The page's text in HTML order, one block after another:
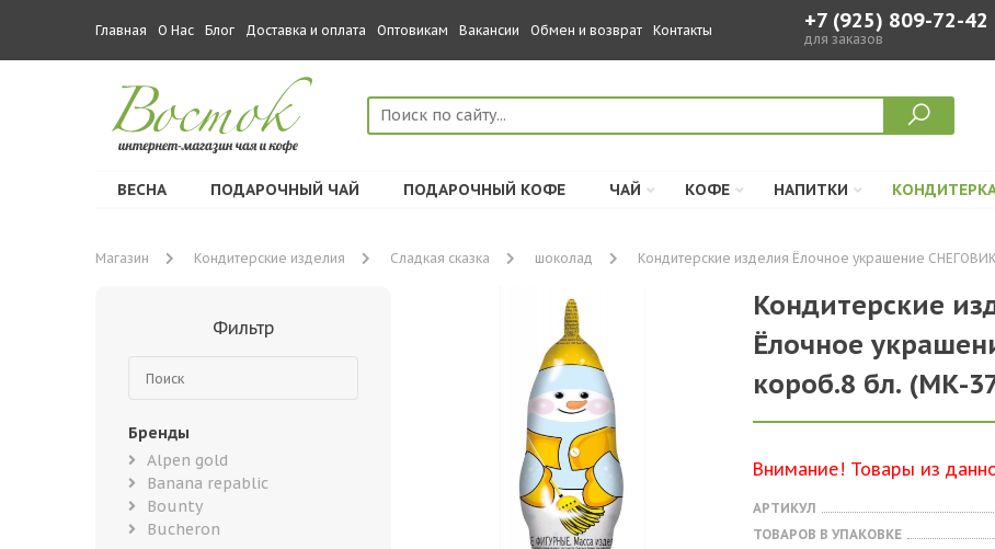
Главная О Нас Блог Доставка и оплата Оптовикам Вакансии Обмен и возврат Контакты +7 (925) 809-72-42
для заказов
ВЕСНА ПОДАРОЧНЫЙ ЧАЙ ПОДАРОЧНЫЙ КОФЕ ЧАЙ КОФЕ НАПИТКИ
Магазин Кондитерские изделия Сладкая сказка шоколад Кондитерские изделия Ёлочное украшение
Фильтр
Бренды
Alpen gold
Banana repablic
Bounty
Bucheron
Кондитерские
Ёлочное
короб.8 бл. (МК-
Внимание! Товары из
АРТИКУЛ
ТОВАРОВ В УПАКОВКЕ